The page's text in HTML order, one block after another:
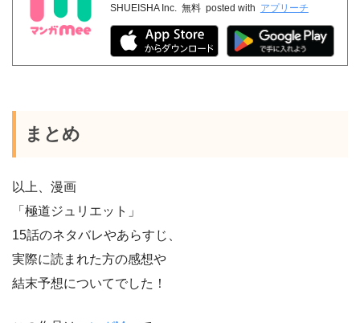
SHUEISHA Inc. 無料 posted with アプリーチ
まとめ
以上、漫画
「極道ジュリエット」
15話のネタバレやあらすじ、
実際に読まれた方の感想や
結末予想についてでした！